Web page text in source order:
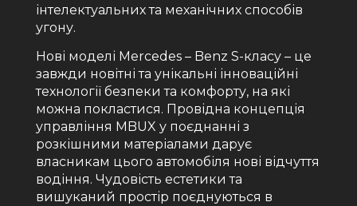
інтелектуальних та механічних способів
угону.
Нові моделі Mercedes – Benz S-класу – це
завжди новітні та унікальні інноваційні
технології безпеки та комфорту, на які
можна покластися. Провідна концепція
управління MBUX у поєднанні з
розкішними матеріалами дарує
власникам цього автомобіля нові відчуття
водіння. Чудовість естетики та
вишуканий простір поєднуються в